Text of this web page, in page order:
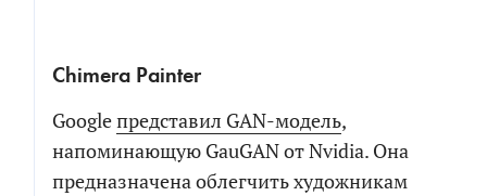
Сhimera Painter
Googleпредставил GAN-модель,
напоминающую GauGAN от Nvidia. Она
предназначена облегчить художникам